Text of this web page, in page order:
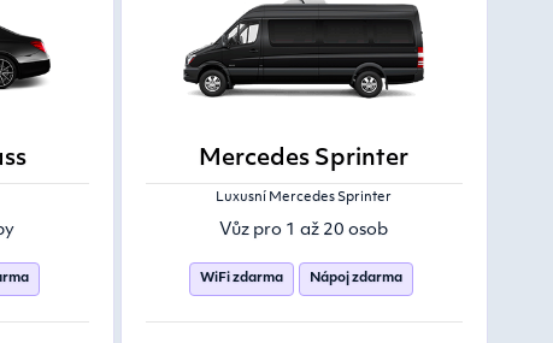
Mercedes Sprinter
Luxusní Mercedes Sprinter
Vůz pro 1 až 20 osob
WiFi zdarma Nápoj zdarma